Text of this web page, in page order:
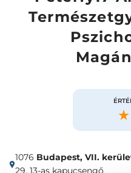
1076 Budapest, VII.
29. 13-as kapucsengő